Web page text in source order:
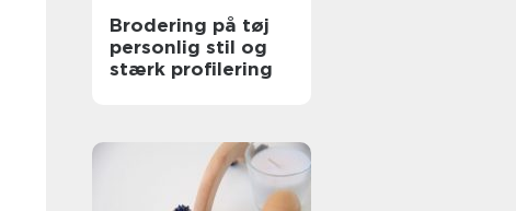
Brodering på tøj
personlig stil og
stærk profilering